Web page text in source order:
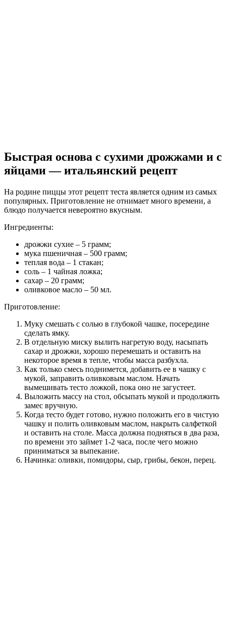
Быстрая основа с сухими дрожжами и с
яйцами — итальянский рецепт
На родине пиццы этот рецепт теста является одним из самых
популярных. Приготовление не отнимает много времени, а
блюдо получается невероятно вкусным.
Ингредиенты:
дрожжи сухие – 5 грамм;
мука пшеничная – 500 грамм;
теплая вода – 1 стакан;
соль – 1 чайная ложка;
сахар – 20 грамм;
оливковое масло – 50 мл.
Приготовление:
Муку смешать с солью в глубокой чашке, посередине
сделать ямку.
В отдельную миску вылить нагретую воду, насыпать
сахар и дрожжи, хорошо перемешать и оставить на
некоторое время в тепле, чтобы масса разбухла.
Как только смесь поднимется, добавить ее в чашку с
мукой, заправить оливковым маслом. Начать
вымешивать тесто ложкой, пока оно не загустеет.
Выложить массу на стол, обсыпать мукой и продолжить
замес вручную.
Когда тесто будет готово, нужно положить его в чистую
чашку и полить оливковым маслом, накрыть салфеткой
и оставить на столе. Масса должна подняться в два раза,
по времени это займет 1-2 часа, после чего можно
приниматься за выпекание.
Начинка: оливки, помидоры, сыр, грибы, бекон, перец.